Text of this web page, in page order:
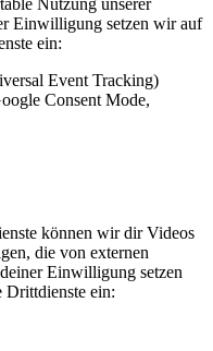
Einwilligung setzen wir auf
ein:
Event Tracking)
Consent Mode,
können wir dir Videos
die von externen
Einwilligung setzen
Drittdienste ein: